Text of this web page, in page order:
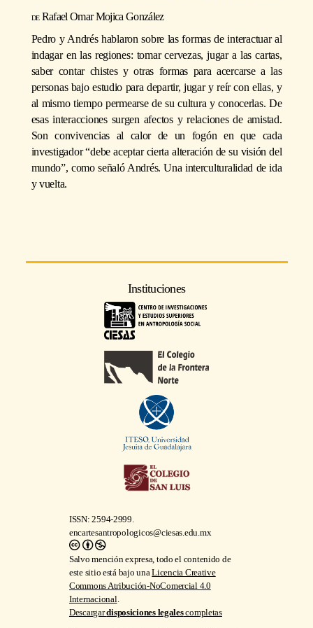
Rafael Omar Mojica González
Pedro y Andrés hablaron sobre las formas de interactuar al
indagar en las regiones: tomar cervezas, jugar a las cartas,
saber contar chistes y otras formas para acercarse a las
personas bajo estudio para departir, jugar y reír con ellas, y
al mismo tiempo permearse de su cultura y conocerlas. De
esas interacciones surgen afectos y relaciones de amistad.
Son convivencias al calor de un fogón en que cada
investigador “debe aceptar cierta alteración de su visión del
mundo”, como señaló Andrés. Una interculturalidad de ida
y vuelta.
Instituciones
ISSN: 2594-2999.
encartesantropologicos@ciesas.edu.mx
Salvo mención expresa, todo el contenido de
este sitio está bajo unaLicencia Creative
Commons Atribución-NoComercial 4.0
Internacional.
Descargardisposiciones legalescompletas